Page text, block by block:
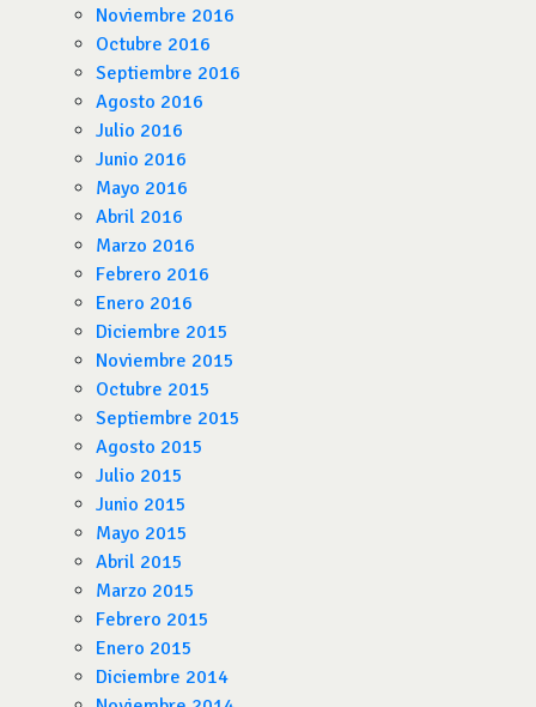
Noviembre 2016
Octubre 2016
Septiembre 2016
Agosto 2016
Julio 2016
Junio 2016
Mayo 2016
Abril 2016
Marzo 2016
Febrero 2016
Enero 2016
Diciembre 2015
Noviembre 2015
Octubre 2015
Septiembre 2015
Agosto 2015
Julio 2015
Junio 2015
Mayo 2015
Abril 2015
Marzo 2015
Febrero 2015
Enero 2015
Diciembre 2014